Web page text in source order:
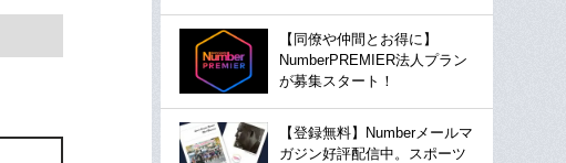
【同僚や仲間とお得に】
NumberPREMIER法人プラン
が募集スタート！
【登録無料】Numberメールマ
ガジン好評配信中。スポーツ